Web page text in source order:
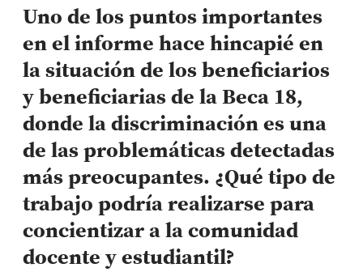
Uno de los puntos importantes
en el informe hace hincapié en
la situación de los beneficiarios
y beneficiarias de la Beca 18,
donde la discriminación es una
de las problemáticas detectadas
más preocupantes. ¿Qué tipo de
trabajo podría realizarse para
concientizar a la comunidad
docente y estudiantil?